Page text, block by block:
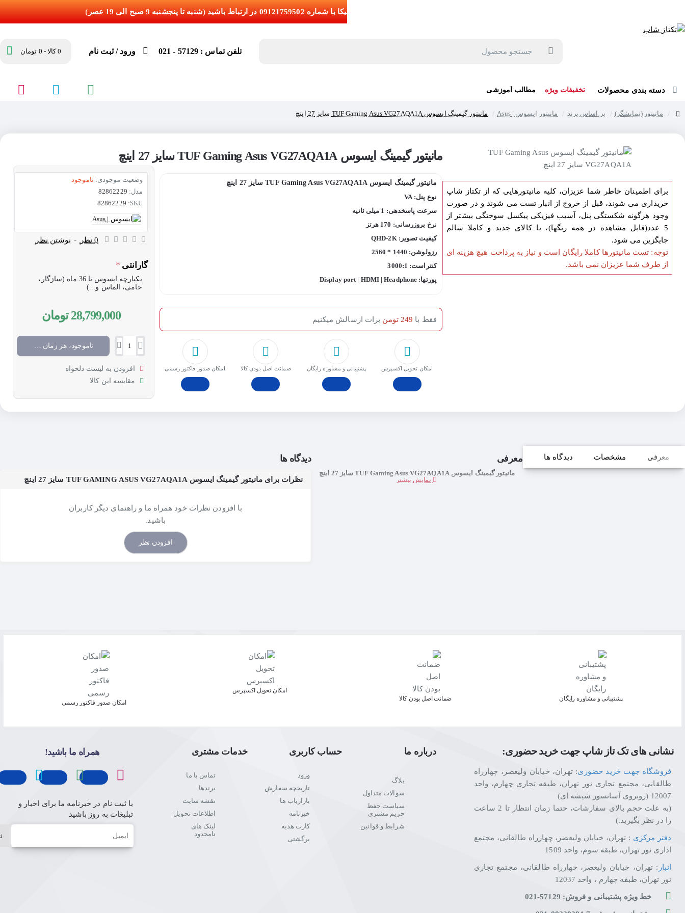
تلفن تماس : 57129 - 021 ورود / ثبت نام 0 کالا - 0 تومان
دسته بندی محصولات تخفیفات ویژه مطالب آموزشی
مانیتور (نمایشگر) بر اساس برند مانیتور ایسوس | Asus مانیتور گیمینگ ایسوس TUF Gaming Asus VG27AQA1A سایز 27 اینچ
برای اطمینان خاطر شما عزیزان، کلیه مانیتورهایی که از تکتاز شاپ
خریداری می شوند، قبل از خروج از انبار تست می شوند و در صورت
وجود هرگونه شکستگی پنل، آسیب فیزیکی پیکسل سوختگی بیشتر از
5 عدد(قابل مشاهده در همه رنگها)، با کالای جدید و کاملا سالم
جایگزین می شود.
توجه: تست مانیتورها کاملا رایگان است و نیاز به پرداخت هیچ هزینه ای
از طرف شما عزیزان نمی باشد.
مانیتور گیمینگ ایسوس TUF Gaming Asus VG27AQA1A سایز 27 اینچ
مانیتور گیمینگ ایسوس TUF Gaming Asus VG27AQA1A سایز 27 اینچ
نوع پنل: VA
سرعت پاسخدهی: 1 میلی ثانیه
نرخ بروزرسانی: 170 هرتز
کیفیت تصویر: QHD-2K
رزولوشن: 1440 * 2560
کنتراست: 3000:1
پورتها: Display port | HDMI | Headphone
امکان تحویل اکسپرس پشتیبانی و مشاوره رایگان ﺿﻤﺎﻧﺖ اﺻﻞ ﺑﻮدن ﮐﺎﻟﺎ امکان صدور فاکتور رسمی
فقط با 249 تومن برات ارسالش میکنیم
وضعیت موجودی: ناموجود
مدل: 82862229
SKU:
82862229
0 نظر - نوشتن نظر
گارانتی
یکپارچه ایسوس تا 36 ماه (سازگار،
حامی، الماس و...)
28,799,000 تومان
افزودن به لیست دلخواه
مقایسه این کالا
معرفی مشخصات دیدگاه ها معرفی
مانیتور گیمینگ ایسوس TUF Gaming Asus VG27AQA1A سایز 27 اینچ
دیدگاه ها
نظرات برای مانیتور گیمینگ ایسوس TUF GAMING ASUS VG27AQA1A سایز 27 اینچ
با افزودن نظرات خود همراه ما و راهنمای دیگر کاربران
باشید.
افزودن نظر
پشتیبانی و مشاوره رایگان ﺿﻤﺎﻧﺖ اﺻﻞ ﺑﻮدن ﮐﺎﻟﺎ
اﻣﮑﺎن ﺗﺤﻮﯾﻞ اﮐﺴﭙﺮس
امکان صدور فاکتور رسمی
نشانی های تک تاز شاپ جهت خرید حضوری:
فروشگاه جهت خرید حضوری: تهران، خیابان ولیعصر، چهارراه
طالقانی، مجتمع تجاری نور تهران، طبقه تجاری چهارم، واحد
12007 (روبروی آسانسور شیشه ای)
(به علت حجم بالای سفارشات، حتما زمان انتظار تا 2 ساعت
را در نظر بگیرید.)
دفتر مرکزی : تهران، خیابان ولیعصر، چهارراه طالقانی، مجتمع
اداری نور تهران، طبقه سوم، واحد 1509
انبار : تهران، خیابان ولیعصر، چهارراه طالقانی، مجتمع تجاری
نور تهران، طبقه چهارم ، واحد 12037
خط ویژه پشتیبانی و فروش: 57129-021
درباره ما
بلاگ
سوالات متداول
سیاست حفظ
حریم مشتری
شرایط و قوانین
حساب کاربری
ورود
تاریخچه سفارش
بازاریاب ها
خبرنامه
کارت هدیه
برگشتی
خدمات مشتری
تماس با ما
برندها
نقشه سایت
اطلاعات تحویل
لینک های
نامحدود
همراه ما باشید!
با ثبت نام در خبرنامه ما برای اخبار و
تبلیغات به روز باشید
ایمیل